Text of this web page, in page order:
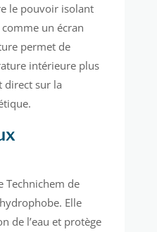
le pouvoir isolant
un écran
permet de
intérieure plus
direct sur la
Technichem de
Elle
de l’eau et protège